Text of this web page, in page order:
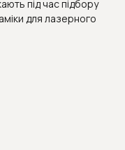
під час підбору
для лазерного